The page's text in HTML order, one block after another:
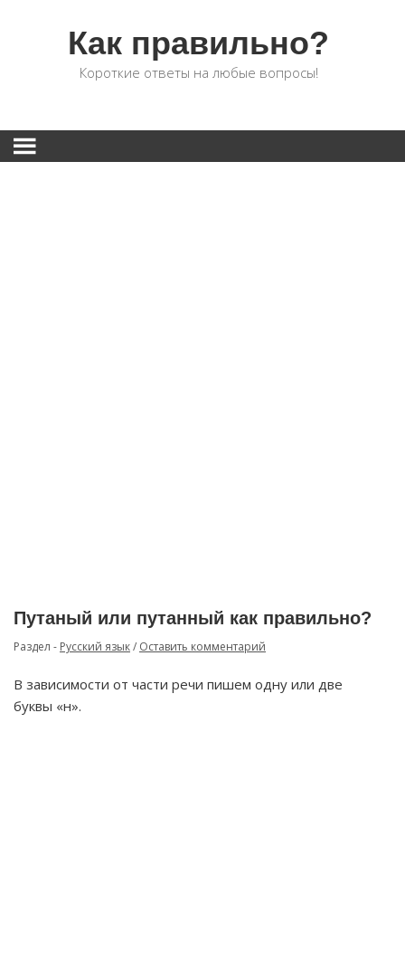
Как правильно?
Короткие ответы на любые вопросы!
Путаный или путанный как правильно?
Раздел - Русский язык/ Оставить комментарий
В зависимости от части речи пишем одну или две
буквы «н».